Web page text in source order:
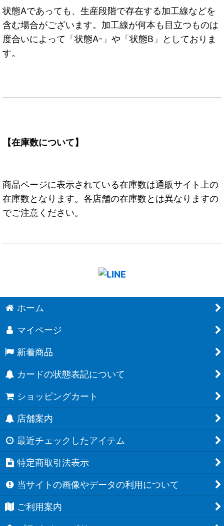
状態Aであっても、生産段階で存在する加工線などを
含む場合がございます。加工線が何本も目立つものは
度合いによって「状態A-」や「状態B」としておりま
す。
【在庫数について】
商品ページに表示されている在庫数は通販サイト上の
在庫数となります。各店舗の在庫数とは異なりますの
でご注意ください。
ホーム
マイページ
新着商品
カードの状態表記について
ショッピングカート
店舗案内
最近チェックしたアイテム
特定商取引法表示
当サイトの画像やデータの利用について
ご利用案内